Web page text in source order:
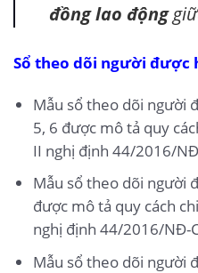
đồng lao động
Sổ theo dõi người được
Mẫu sổ theo dõi người
5, 6 được mô tả quy
II nghị định 44/2016/
Mẫu sổ theo dõi người
được mô tả quy cách
nghị định 44/2016/NĐ-
Mẫu sổ theo dõi người